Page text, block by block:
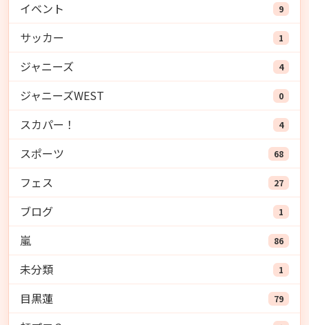
イベント 9
サッカー 1
ジャニーズ 4
ジャニーズWEST 0
スカパー！ 4
スポーツ 68
フェス 27
ブログ 1
嵐 86
未分類 1
目黒蓮 79